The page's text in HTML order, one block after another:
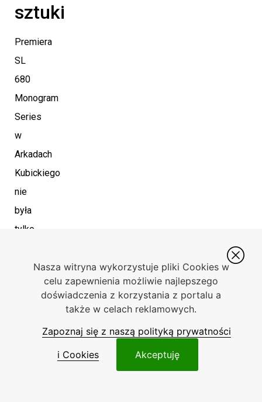
sztuki
Premiera
SL
680
Monogram
Series
w
Arkadach
Kubickiego
nie
była
tylko
samochodu,
artystycznym.
Nasza witryna wykorzystuje pliki Cookies w
celu zapewnienia możliwie najlepszego
doświadczenia z korzystania z portalu a
także w celach reklamowych.
Zapoznaj się z naszą polityką prywatności
i Cookies
Akceptuję